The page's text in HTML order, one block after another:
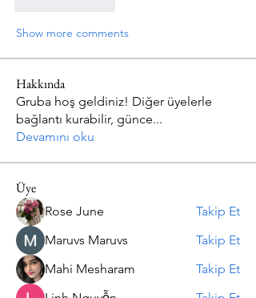
Show more comments
Hakkında
Gruba hoş geldiniz! Diğer üyelerle
bağlantı kurabilir, günce...
Devamını oku
Üye
Rose June
Takip Et
Maruvs Maruvs
Takip Et
Mahi Mesharam
Takip Et